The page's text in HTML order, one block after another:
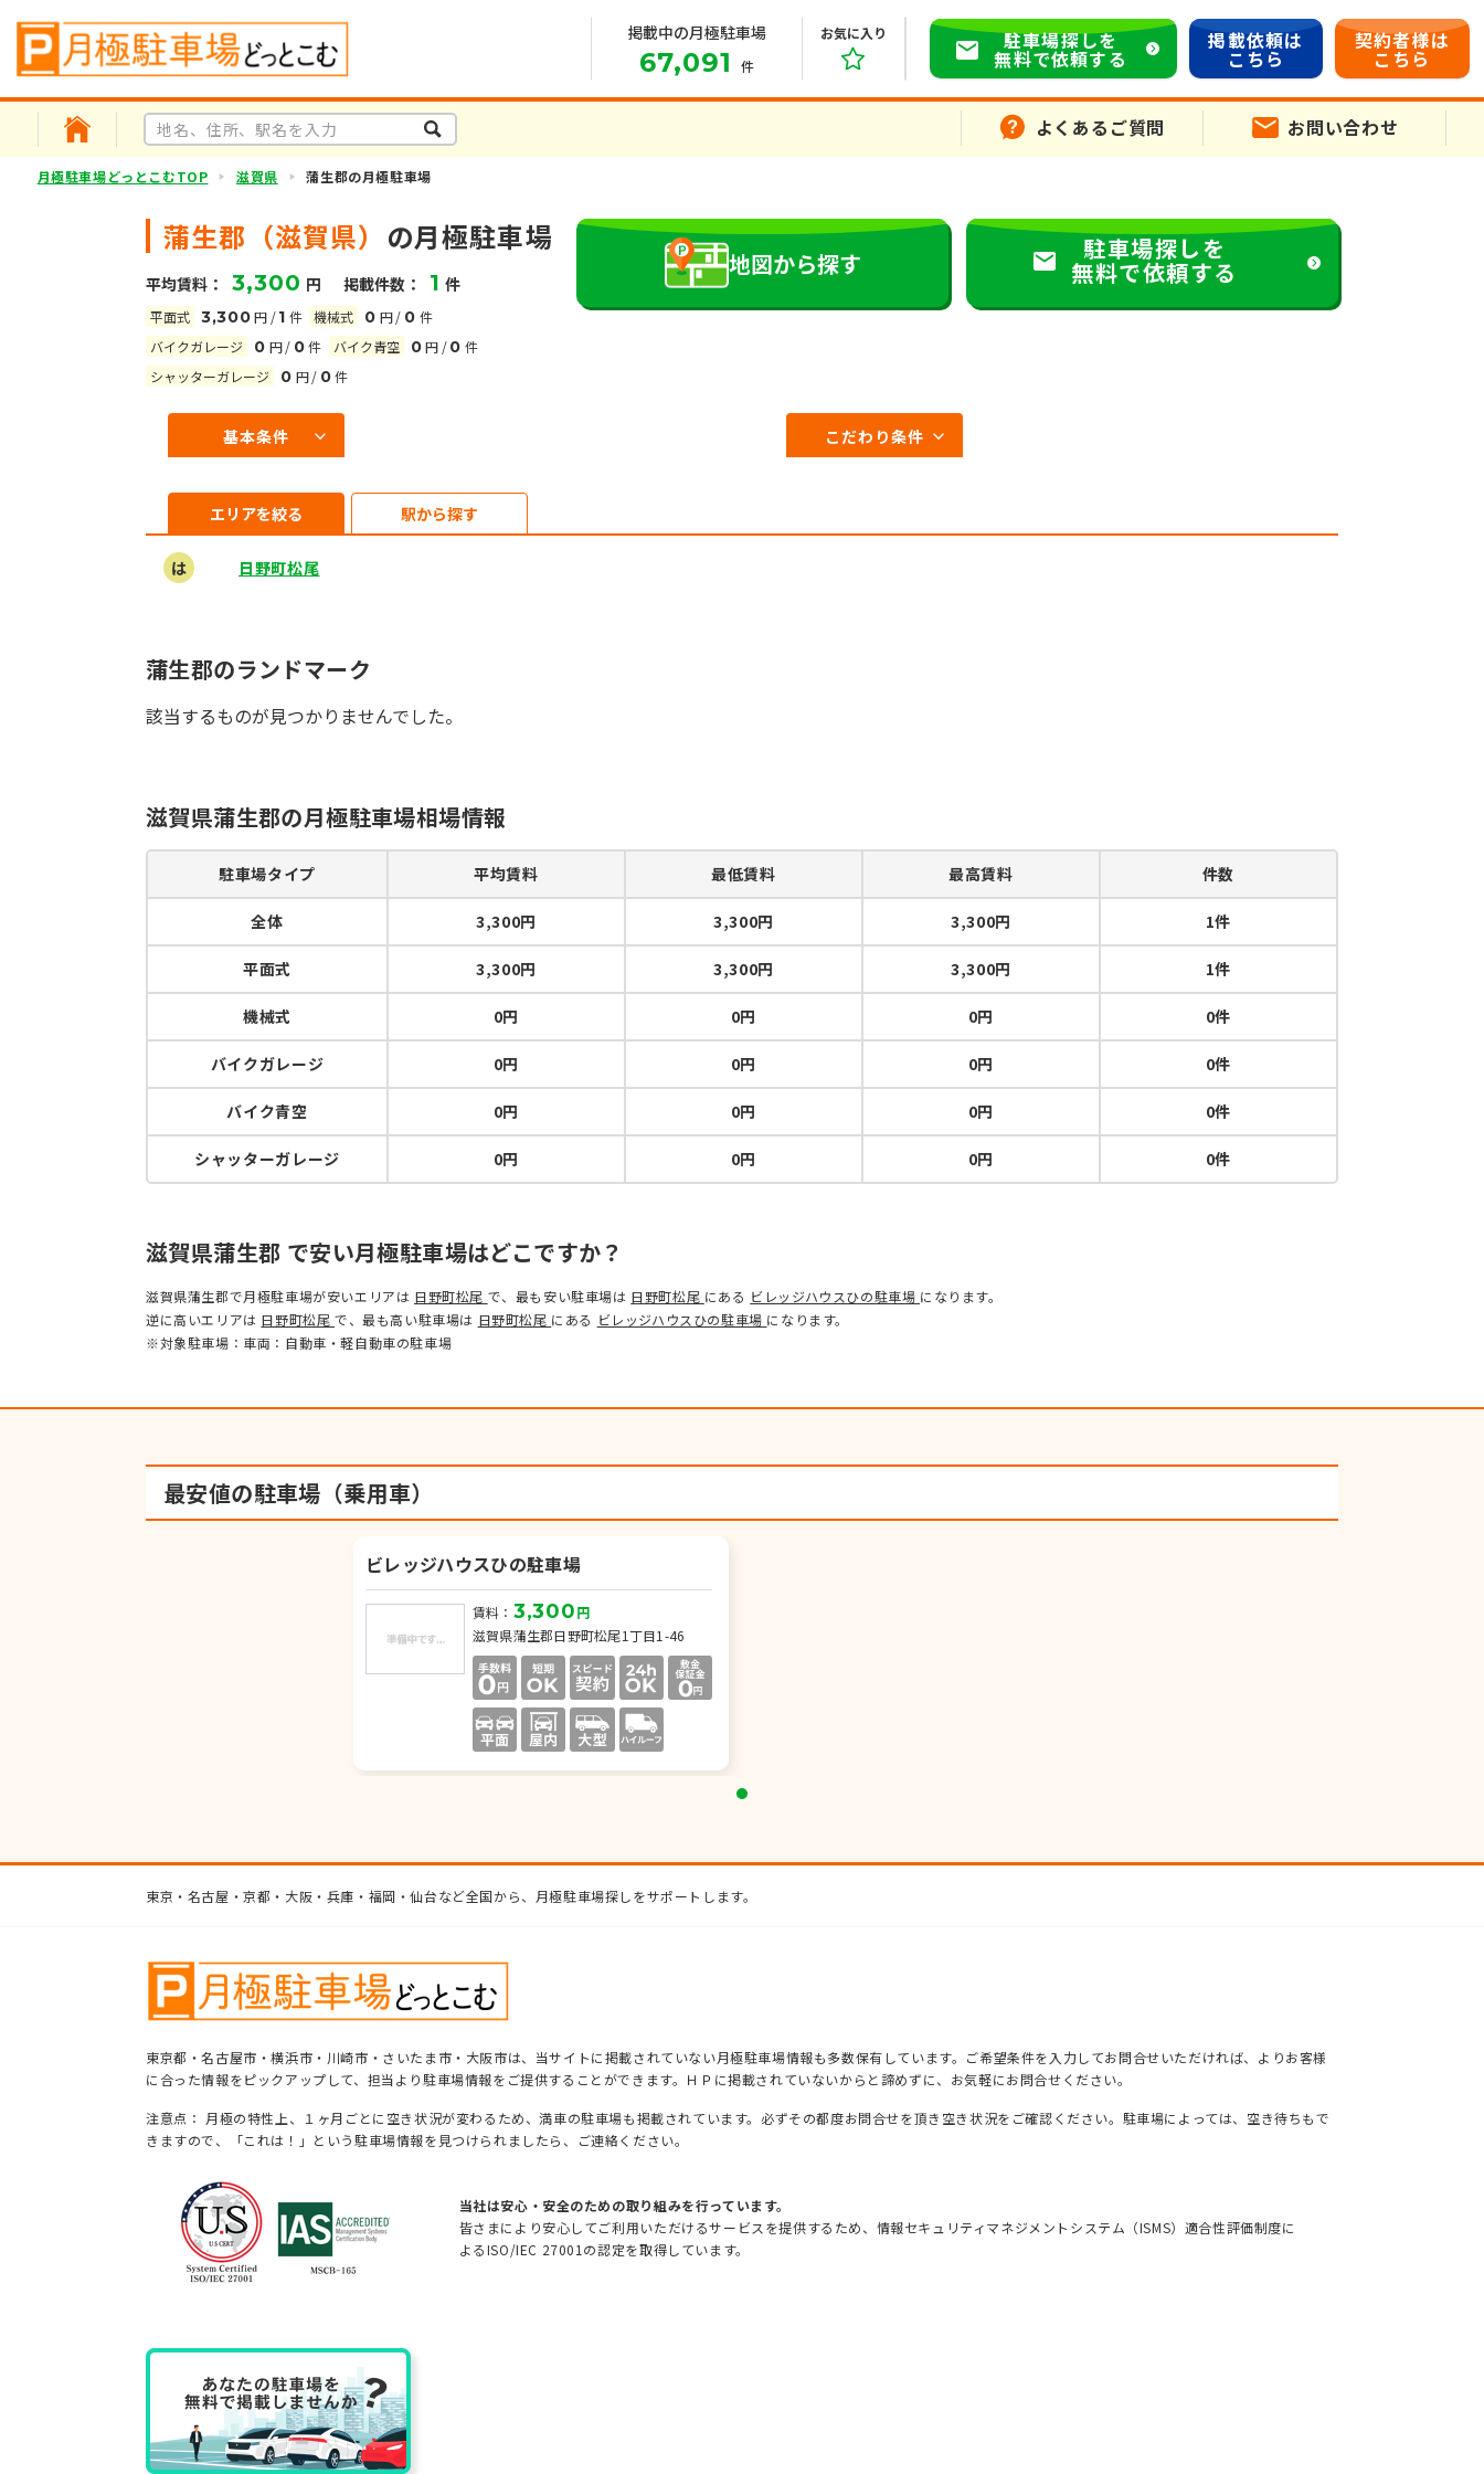
掲載中の月極駐車場
67,091 件
お気に入り 駐車場探しを
無料で依頼する
掲載依頼は
こちら
契約者様は
こちら
よくあるご質問 お問い合わせ
月極駐車場どっとこむTOP 滋賀県 蒲生郡の月極駐車場
蒲生郡（滋賀県） の月極駐車場
平均賃料： 3,300 円 掲載件数： 1 件
平面式 3,300 円 /1 件 機械式 0 円/ 0 件
バイクガレージ
0 円/ 0件 バイク青空 0円 /0 件
シャッターガレージ
0 円/ 0件
地図から探す 駐車場探しを
無料で依頼する
基本条件 こだわり条件
エリアを絞る 駅から探す
は 日野町松尾
蒲生郡のランドマーク
該当するものが見つかりませんでした。
滋賀県蒲生郡の月極駐車場相場情報
駐車場タイプ 平均賃料 最低賃料 最高賃料 件数
全体 3,300円 3,300円 3,300円 1件
平面式 3,300円 3,300円 3,300円 1件
機械式 0円 0円 0円 0件
バイクガレージ 0円 0円 0円 0件
バイク青空 0円 0円 0円 0件
シャッターガレージ 0円 0円 0円 0件
滋賀県蒲生郡 で安い月極駐車場はどこですか？
滋賀県蒲生郡で月極駐車場が安いエリアは 日野町松尾 で、最も安い駐車場は 日野町松尾 にある ビレッジハウスひの駐車場 になります。
逆に高いエリアは 日野町松尾で、最も高い駐車場は 日野町松尾 にある ビレッジハウスひの駐車場 になります。
※対象駐車場：車両：自動車・軽自動車の駐車場
最安値の駐車場（乗用車）
ビレッジハウスひの駐車場
賃料： 3,300円
滋賀県蒲生郡日野町松尾1丁目1-46
東京・名古屋・京都・大阪・兵庫・福岡・仙台など全国から、月極駐車場探しをサポートします。
東京都・名古屋市・横浜市・川崎市・さいたま市・大阪市は、当サイトに掲載されていない月極駐車場情報も多数保有しています。ご希望条件を入力してお問合せいただければ、よりお客様
に合った情報をピックアップして、担当より駐車場情報をご提供することができます。ＨＰに掲載されていないからと諦めずに、お気軽にお問合せください。
注意点： 月極の特性上、１ヶ月ごとに空き状況が変わるため、満車の駐車場も掲載されています。必ずその都度お問合せを頂き空き状況をご確認ください。駐車場によっては、空き待ちもで
きますので、「これは！」という駐車場情報を見つけられましたら、ご連絡ください。
当社は安心・安全のための取り組みを行っています。
皆さまにより安心してご利用いただけるサービスを提供するため、情報セキュリティマネジメントシステム（ISMS）適合性評価制度に
よるISO/IEC 27001の認定を取得しています。